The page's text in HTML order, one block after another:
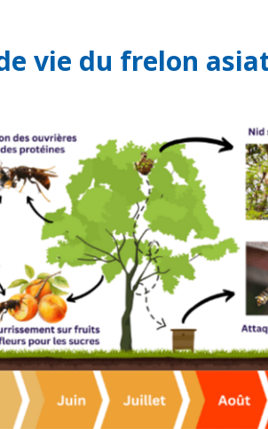
vie du frelon